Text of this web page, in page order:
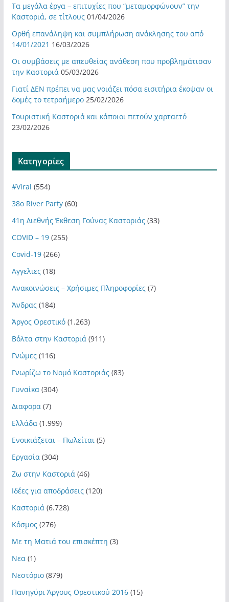
Τα μεγάλα έργα – επιτυχίες που “μεταμορφώνουν” την
Καστοριά, σε τίτλους 01/04/2026
Ορθή επανάληψη και συμπλήρωση ανάκλησης του από
14/01/2021 16/03/2026
Οι συμβάσεις με απευθείας ανάθεση που προβλημάτισαν
την Καστοριά 05/03/2026
Γιατί ΔΕΝ πρέπει να μας νοιάζει πόσα εισιτήρια έκοψαν οι
δομές το τετραήμερο 25/02/2026
Τουριστική Καστοριά και κάποιοι πετούν χαρταετό
23/02/2026
Kατηγορίες
#Viral (554)
38ο River Party(60)
41η Διεθνής Έκθεση Γούνας Καστοριάς(33)
COVID – 19(255)
Covid-19(266)
Αγγελιες(18)
Ανακοινώσεις – Χρήσιμες Πληροφορίες(7)
Άνδρας(184)
Άργος Ορεστικό(1.263)
Βόλτα στην Καστοριά(911)
Γνώμες(116)
Γνωρίζω το Νομό Καστοριάς(83)
Γυναίκα(304)
Διαφορα(7)
Ελλάδα(1.999)
Ενοικιάζεται – Πωλείται(5)
Εργασία(304)
Ζω στην Καστοριά(46)
Ιδέες για αποδράσεις(120)
Καστοριά(6.728)
Κόσμος(276)
Με τη Ματιά του επισκέπτη (3)
Νεα(1)
Νεστόριο(879)
Πανηγύρι Άργους Ορεστικού 2016(15)